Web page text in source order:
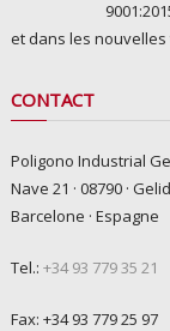
et dans les
CONTACT
Poligono Industrial
Nave 21 · 08790 ·
Barcelone · Espagne
Tel.: +34 93 779 35 21
Fax: +34 93 779 25 97